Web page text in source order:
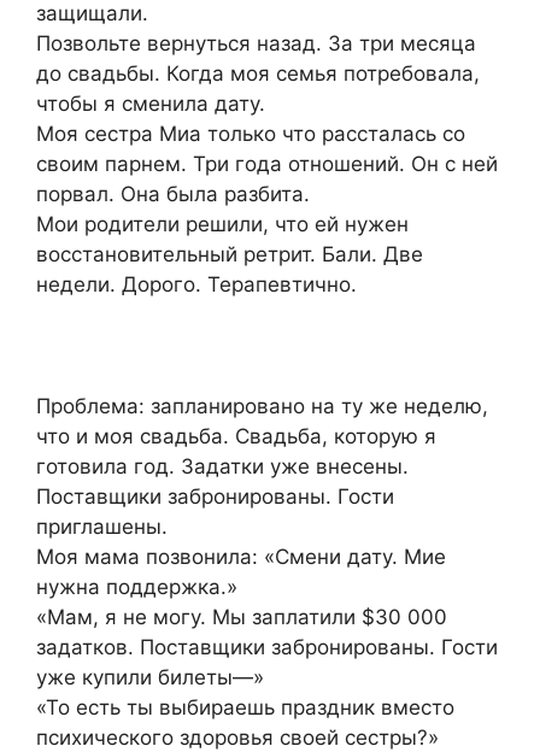
защищали.
Позвольте вернуться назад. За три месяца
до свадьбы. Когда моя семья потребовала,
чтобы я сменила дату.
Моя сестра Миа только что рассталась со
своим парнем. Три года отношений. Он с ней
порвал. Она была разбита.
Мои родители решили, что ей нужен
восстановительный ретрит. Бали. Две
недели. Дорого. Терапевтично.
Проблема: запланировано на ту же неделю,
что и моя свадьба. Свадьба, которую я
готовила год. Задатки уже внесены.
Поставщики забронированы. Гости
приглашены.
Моя мама позвонила: «Смени дату. Мие
нужна поддержка.»
«Мам, я не могу. Мы заплатили $30 000
задатков. Поставщики забронированы. Гости
уже купили билеты—»
«То есть ты выбираешь праздник вместо
психического здоровья своей сестры?»